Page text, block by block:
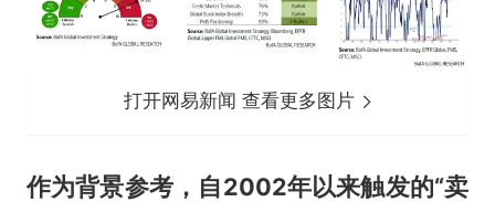
打开网易新闻 查看更多图片
作为背景参考，自2002年以来触发的“卖